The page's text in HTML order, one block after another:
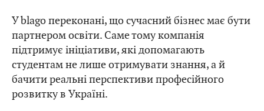
У blago переконані, що сучасний бізнес має бути
партнером освіти. Саме тому компанія
підтримує ініціативи, які допомагають
студентам не лише отримувати знання, а й
бачити реальні перспективи професійного
розвитку в Україні.